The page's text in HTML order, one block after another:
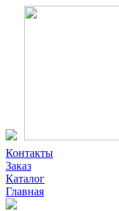
Контакты
Заказ
Каталог
Главная